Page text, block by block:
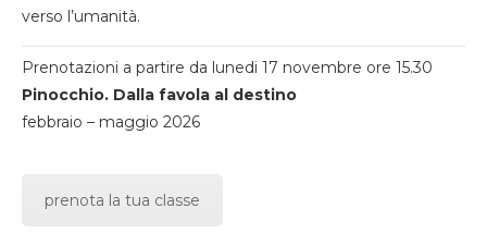
verso l’umanità.
Prenotazioni a partire da lunedi 17 novembre ore 15.30
Pinocchio. Dalla favola al destino
febbraio – maggio 2026
prenota la tua classe